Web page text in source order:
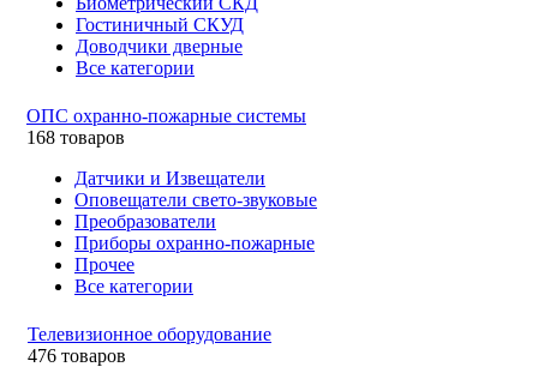
Гостиничный СКУД
Доводчики дверные
Все категории
ОПС охранно-пожарные системы
168 товаров
Датчики и Извещатели
Оповещатели свето-звуковые
Преобразователи
Приборы охранно-пожарные
Прочее
Все категории
Телевизионное оборудование
476 товаров